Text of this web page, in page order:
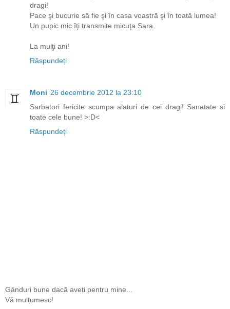
dragi!
Pace şi bucurie să fie şi în casa voastră şi în toată lumea!
Un pupic mic îţi transmite micuţa Sara.
La mulţi ani!
Răspundeți
Moni 26 decembrie 2012 la 23:10
Sarbatori fericite scumpa alaturi de cei dragi! Sanatate si
toate cele bune! >:D<
Răspundeți
Gânduri bune dacă aveți pentru mine...
Vă mulțumesc!